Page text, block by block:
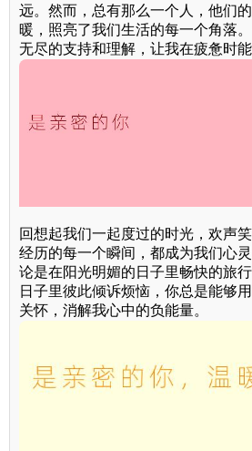
远。然而，总有那么一个人，他们
暖，照亮了我们生活的每一个角落
无尽的支持和理解，让我在疲惫时能
回想起我们一起度过的时光，欢声
经历的每一个瞬间，都成为我们心
论是在阳光明媚的日子里畅快的旅
日子里彼此倾诉烦恼，你总是能够
关怀，消解我心中的负能量。